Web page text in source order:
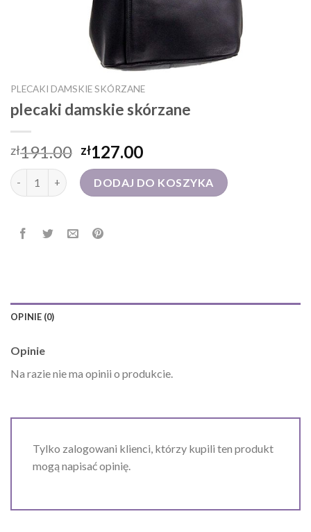
PLECAKI DAMSKIE SKÓRZANE
plecaki damskie skórzane
zł191.00 zł127.00
ilość plecaki damskie skórzaneDODAJ DO KOSZYKA
OPINIE (0)
Opinie
Na razie nie ma opinii o produkcie.
Tylko zalogowani klienci, którzy kupili ten produkt
mogą napisać opinię.